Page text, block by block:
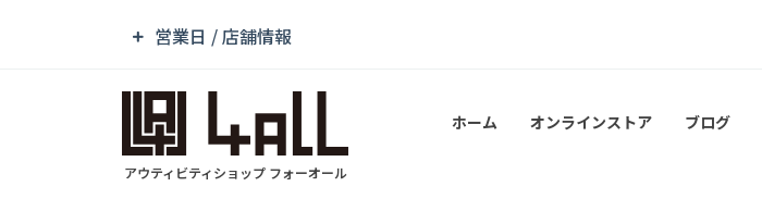
営業日 / 店舗情報
アウティビティショップ フォーオール
ホーム オンラインストア ブログ